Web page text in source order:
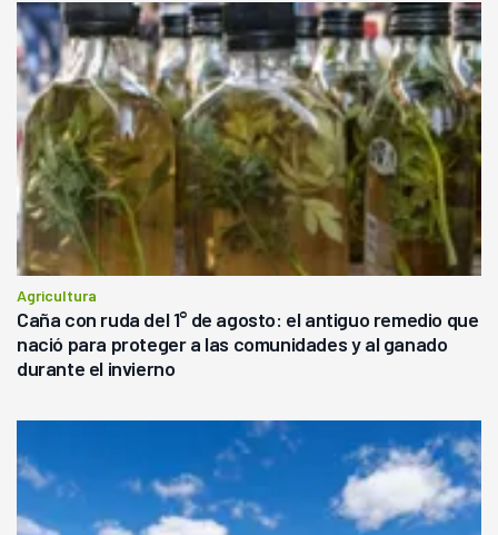
Agricultura
Caña con ruda del 1° de agosto: el antiguo remedio que
nació para proteger a las comunidades y al ganado
durante el invierno